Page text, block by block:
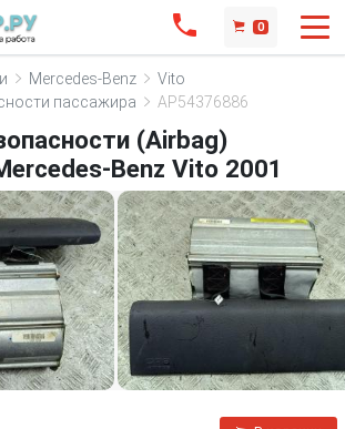
0
Mercedes-Benz
Vito
пассажира
AP54376886
(Airbag)
Benz Vito 2001